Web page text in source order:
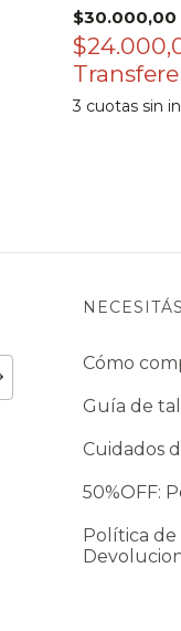
$30.000,00
3 cuotas sin
Cómo
Guía de
Cuidados
50%OFF:
Política de